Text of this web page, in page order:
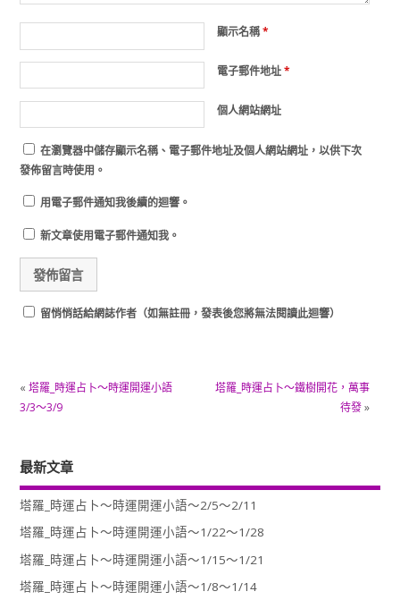
顯示名稱*
電子郵件地址*
個人網站網址
在瀏覽器中儲存顯示名稱、電子郵件地址及個人網站網址，以供下次
發佈留言時使用。
用電子郵件通知我後續的迴響。
新文章使用電子郵件通知我。
留悄悄話給網誌作者（如無註冊，發表後您將無法閱讀此迴響）
« 塔羅_時運占卜～時運開運小語
3/3～3/9
塔羅_時運占卜～鐵樹開花，萬事
待發»
最新文章
塔羅_時運占卜～時運開運小語～2/5～2/11
塔羅_時運占卜～時運開運小語～1/22～1/28
塔羅_時運占卜～時運開運小語～1/15～1/21
塔羅_時運占卜～時運開運小語～1/8～1/14